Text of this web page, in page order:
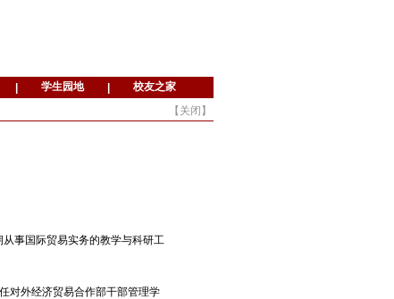
【 关闭 】
事国际贸易实务的教学与科研工
对外经济贸易合作部干部管理学